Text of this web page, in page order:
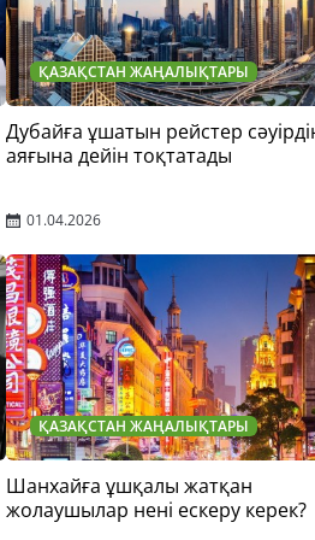
ҚАЗАҚСТАН ЖАҢАЛЫҚТАРЫ
Дубайға ұшатын рейстер
аяғына дейін тоқтатады
01.04.2026
ҚАЗАҚСТАН ЖАҢАЛЫҚТАРЫ
Шанхайға ұшқалы жатқан
жолаушылар нені ескеру керек?